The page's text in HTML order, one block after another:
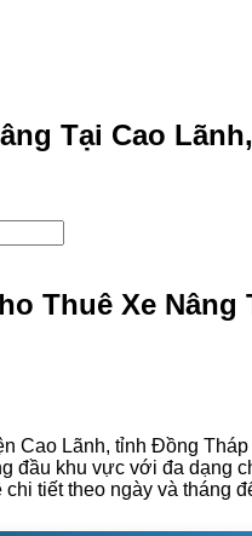
Tại Cao
Thuê Xe
Cao Lãnh, tỉnh Đồng
đầu khu vực với đa dạng
tiết theo ngày và tháng